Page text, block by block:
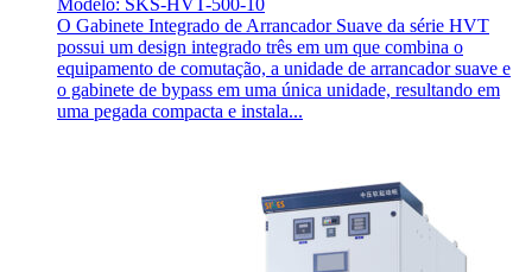
O Gabinete Integrado de Arrancador Suave da série HVT
possui um design integrado três em um que combina o
equipamento de comutação, a unidade de arrancador suave e
o gabinete de bypass em uma única unidade, resultando em
uma pegada compacta e instala...